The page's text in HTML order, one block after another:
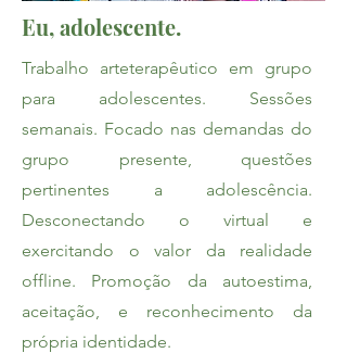
Eu, adolescente.
Trabalho arteterapêutico em grupo
para adolescentes. Sessões
semanais. Focado nas demandas do
grupo presente, questões
pertinentes a adolescência.
Desconectando o virtual e
exercitando o valor da realidade
offline. Promoção da autoestima,
aceitação, e reconhecimento da
própria identidade.